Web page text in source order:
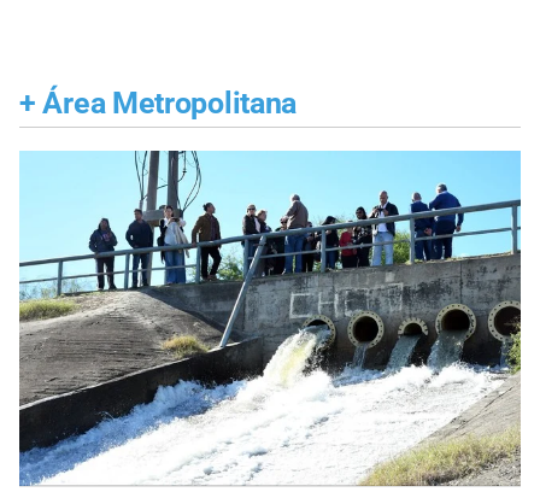
+ Área Metropolitana